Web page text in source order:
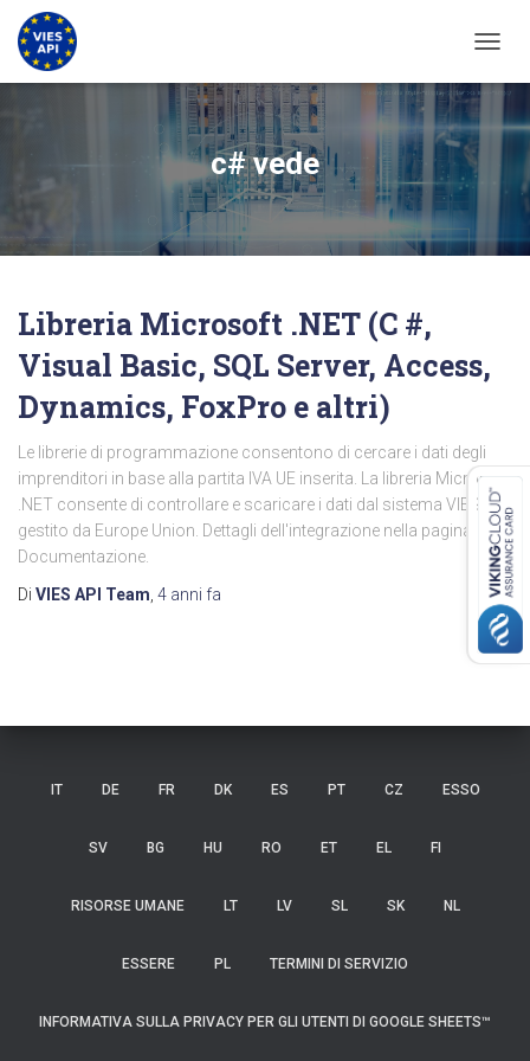
c# vede
Libreria Microsoft .NET (C #,
Visual Basic, SQL Server, Access,
Dynamics, FoxPro e altri)
Le librerie di programmazione consentono di cercare i dati degli
imprenditori in base alla partita IVA UE inserita. La libreria Microsoft
.NET consente di controllare e scaricare i dati dal sistema VIES
gestito da Europe Union. Dettagli dell'integrazione nella pagina
Documentazione.
Di VIES API Team 4 anni fa
IT DE FR DK ES PT CZ ESSO
SV BG HU RO ET EL FI
RISORSE UMANE LT LV SL SK NL
ESSERE PL TERMINI DI SERVIZIO
INFORMATIVA SULLA PRIVACY PER GLI UTENTI DI GOOGLE SHEETS™